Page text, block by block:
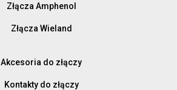
Złącza Amphenol
Złącza Wieland
Akcesoria do złączy
Kontakty do złączy